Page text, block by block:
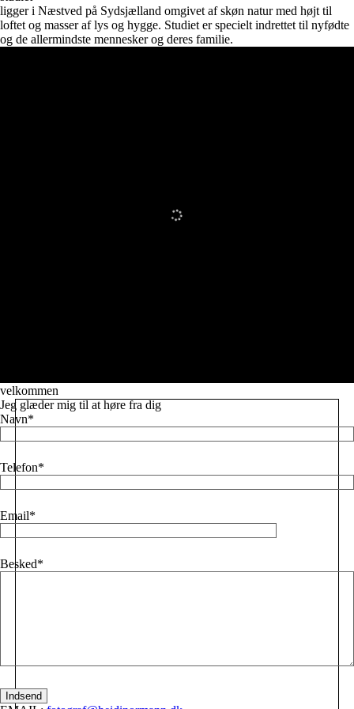
ligger i Næstved på Sydsjælland omgivet af skøn natur med højt til
loftet og masser af lys og hygge. Studiet er specielt indrettet til nyfødte
og de allermindste mennesker og deres familie.
Læs mere
velkommen
Jeg glæder mig til at høre fra dig
Navn
Telefon
Email
Besked